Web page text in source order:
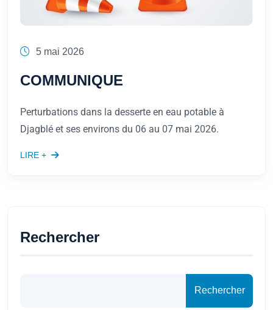
5 mai 2026
COMMUNIQUE
Perturbations dans la desserte en eau potable à
Djagblé et ses environs du 06 au 07 mai 2026.
LIRE +
Rechercher
Rechercher